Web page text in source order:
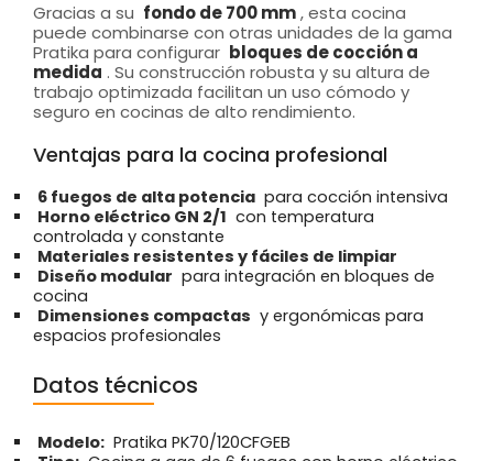
Gracias a su fondo de 700 mm, esta cocina
puede combinarse con otras unidades de la gama
Pratika para configurar bloques de cocción a
medida . Su construcción robusta y su altura de
trabajo optimizada facilitan un uso cómodo y
seguro en cocinas de alto rendimiento.
Ventajas para la cocina profesional
6 fuegos de alta potencia para cocción intensiva
Horno eléctrico GN 2/1 con temperatura
controlada y constante
Materiales resistentes y fáciles de limpiar
Diseño modular para integración en bloques de
cocina
Dimensiones compactas y ergonómicas para
espacios profesionales
Datos técnicos
Modelo: Pratika PK70/120CFGEB